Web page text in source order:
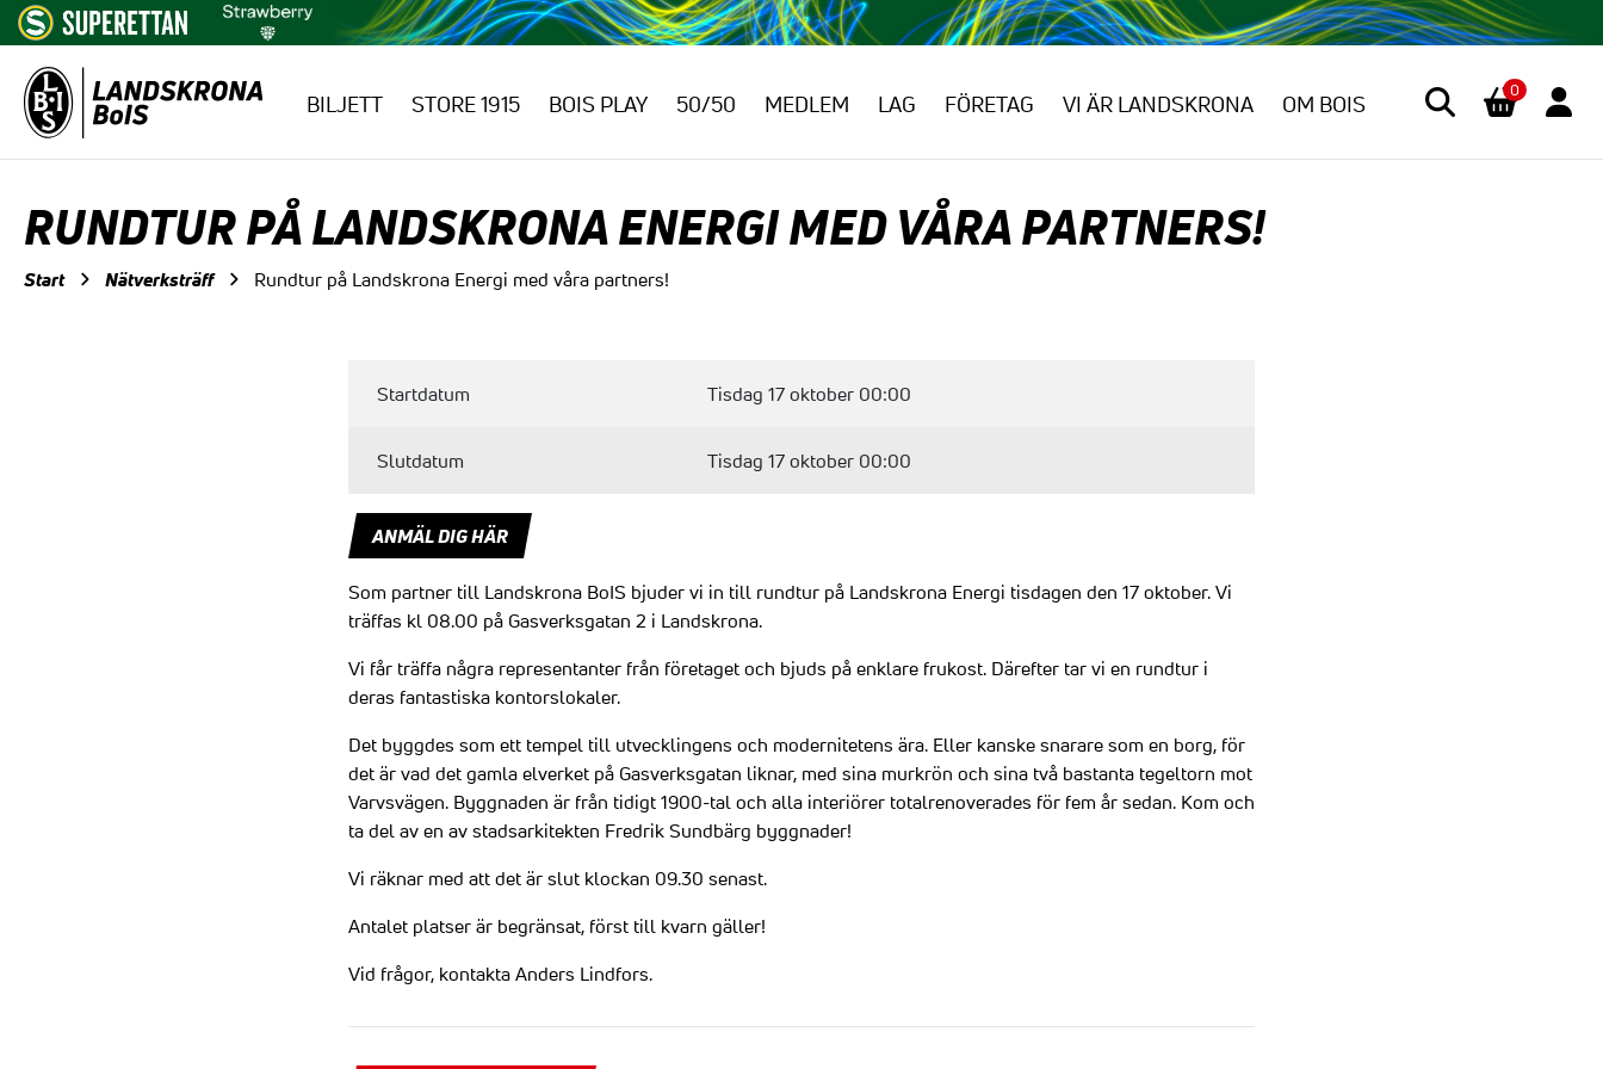
BILJETT STORE 1915 BOIS PLAY 50/50 MEDLEM LAG FÖRETAG VI ÄR LANDSKRONA OM BOIS
0
RUNDTUR PÅ LANDSKRONA ENERGI MED VÅRA PARTNERS!
Start Nätverksträff Rundtur på Landskrona Energi med våra partners!
Startdatum Tisdag 17 oktober 00:00
Slutdatum Tisdag 17 oktober 00:00
ANMÄL DIG HÄR
Som partner till Landskrona BoIS bjuder vi in till rundtur på Landskrona Energi tisdagen den 17 oktober. Vi
träffas kl 08.00 på Gasverksgatan 2 i Landskrona.
Vi får träffa några representanter från företaget och bjuds på enklare frukost. Därefter tar vi en rundtur i
deras fantastiska kontorslokaler.
Det byggdes som ett tempel till utvecklingens och modernitetens ära. Eller kanske snarare som en borg, för
det är vad det gamla elverket på Gasverksgatan liknar, med sina murkrön och sina två bastanta tegeltorn mot
Varvsvägen. Byggnaden är från tidigt 1900-tal och alla interiörer totalrenoverades för fem år sedan. Kom och
ta del av en av stadsarkitekten Fredrik Sundbärg byggnader!
Vi räknar med att det är slut klockan 09.30 senast.
Antalet platser är begränsat, först till kvarn gäller!
Vid frågor, kontakta Anders Lindfors.